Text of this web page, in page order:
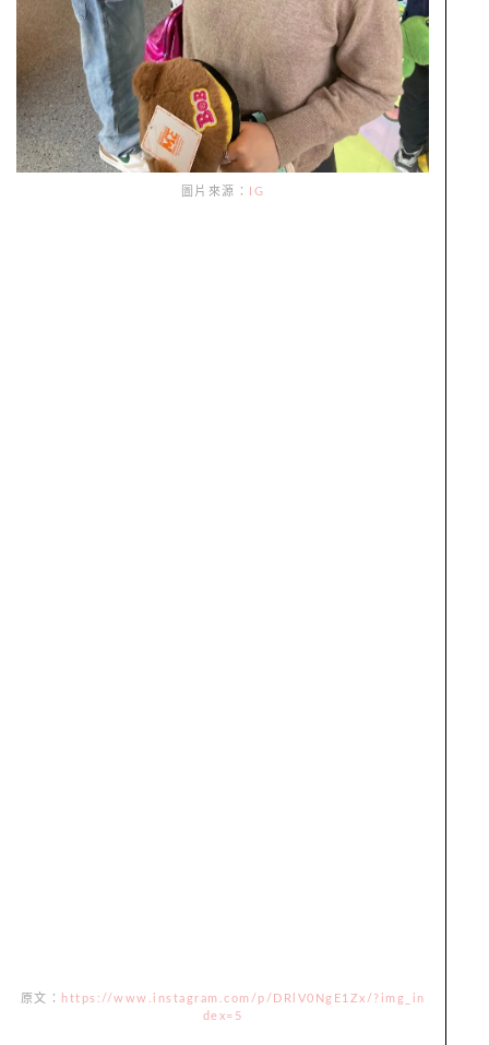
圖片來源： IG
原文：
https://www.instagram.com/p/DRlV0NgE1Zx/?img_in
dex=5